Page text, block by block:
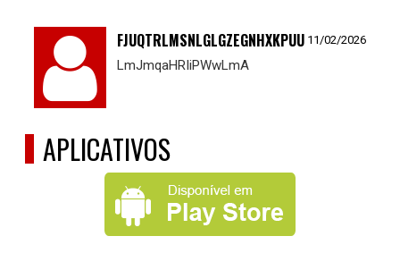
FJUQTRLMSNLGLGZEGNHXKPUU 11/02/2026
LmJmqaHRIiPWwLmA
APLICATIVOS